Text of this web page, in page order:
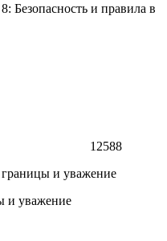
Безопасность и правила в
12588
и уважение